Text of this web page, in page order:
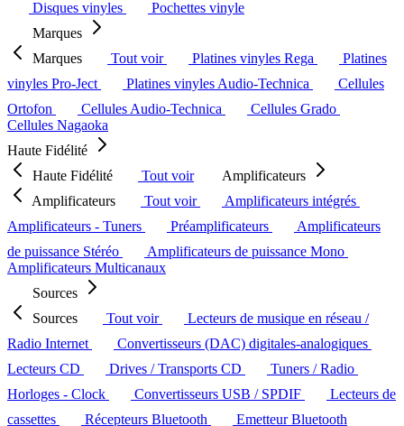
Disques vinyles
Pochettes vinyle
Marques
Marques
Tout voir Platines vinyles Rega
Platines
vinyles Pro-Ject
Platines vinyles Audio-Technica
Cellules
Ortofon
Cellules Audio-Technica
Cellules Grado
Cellules Nagaoka
Haute Fidélité
Haute Fidélité
Tout voir
Amplificateurs
Amplificateurs
Tout voir
Amplificateurs intégrés
Amplificateurs - Tuners
Préamplificateurs
Amplificateurs
de puissance Stéréo
Amplificateurs de puissance Mono
Amplificateurs Multicanaux
Sources
Sources
Tout voir
Lecteurs de musique en réseau /
Radio Internet
Convertisseurs (DAC) digitales-analogiques
Lecteurs CD
Drives / Transports CD
Tuners / Radio
Horloges - Clock
Convertisseurs USB / SPDIF
Lecteurs de
cassettes
Récepteurs Bluetooth
Emetteur Bluetooth